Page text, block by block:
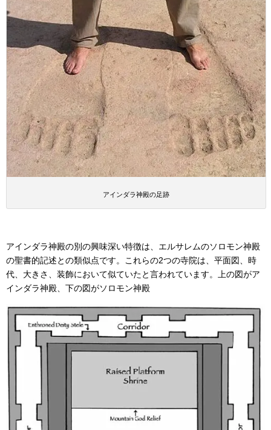
アインダラ神殿の足跡
アインダラ神殿の別の興味深い特徴は、エルサレムのソロモン神殿
の聖書的記述との類似点です。これらの2つの寺院は、平面図、時
代、大きさ、装飾において似ていたと言われています。上の図がア
インダラ神殿、下の図がソロモン神殿